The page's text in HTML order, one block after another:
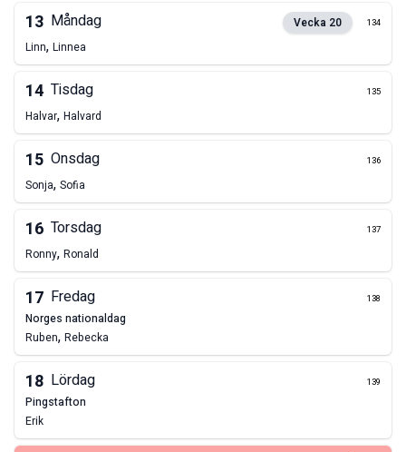
13 Måndag Vecka 20 134
Linn, Linnea
14 Tisdag 135
Halvar, Halvard
15 Onsdag 136
Sonja, Sofia
16 Torsdag 137
Ronny, Ronald
17 Fredag 138
norges nationaldag
Ruben, Rebecka
18 Lördag 139
pingstafton
Erik